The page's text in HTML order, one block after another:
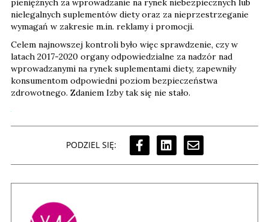
pieniężnych za wprowadzanie na rynek niebezpiecznych lub
nielegalnych suplementów diety oraz za nieprzestrzeganie
wymagań w zakresie m.in. reklamy i promocji.
Celem najnowszej kontroli było więc sprawdzenie, czy w
latach 2017-2020 organy odpowiedzialne za nadzór nad
wprowadzanymi na rynek suplementami diety, zapewniły
konsumentom odpowiedni poziom bezpieczeństwa
zdrowotnego. Zdaniem Izby tak się nie stało.
PODZIEL SIĘ: